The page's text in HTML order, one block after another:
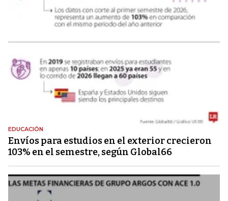
EDUCACIÓN
Envíos para estudios en el exterior crecieron
103% en el semestre, según Global66